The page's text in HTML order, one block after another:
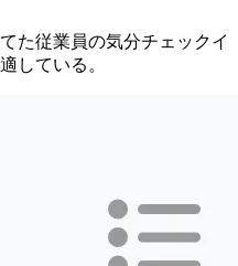
た従業員の気分チェックイ
している。